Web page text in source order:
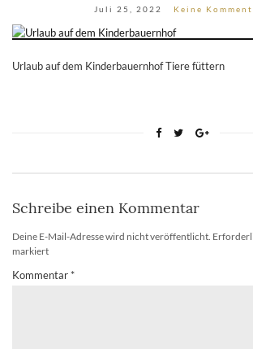
Juli 25, 2022 Keine
Urlaub auf dem Kinderbauernhof Tiere füttern
Schreibe einen Kommentar
Deine E-Mail-Adresse wird nicht veröffentlicht.
markiert
Kommentar *